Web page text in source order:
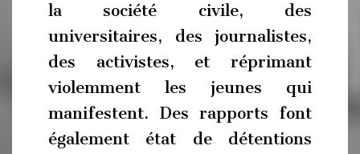
la société civile, des
universitaires, des journalistes,
des activistes, et réprimant
violemment les jeunes qui
manifestent. Des rapports font
également état de détentions